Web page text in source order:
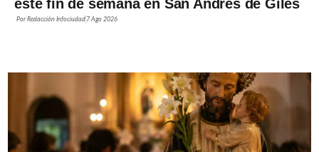
este fin de semana en San Andrés de Giles
PorRedacción Infociudad 7 Ago 2026